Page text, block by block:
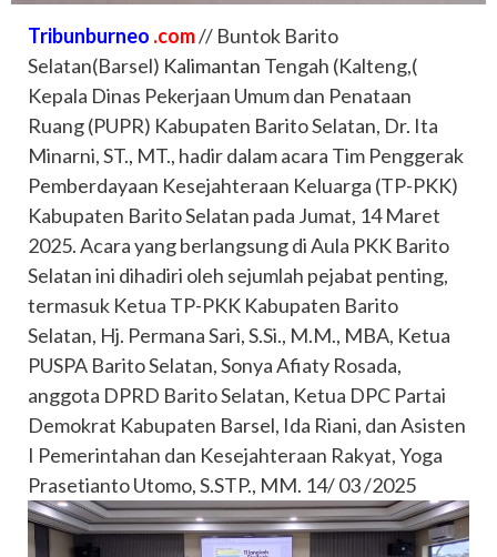
Tribunburneo .com// Buntok Barito
Selatan(Barsel) Kalimantan Tengah (Kalteng,(
Kepala Dinas Pekerjaan Umum dan Penataan
Ruang (PUPR) Kabupaten Barito Selatan, Dr. Ita
Minarni, ST., MT., hadir dalam acara Tim Penggerak
Pemberdayaan Kesejahteraan Keluarga (TP-PKK)
Kabupaten Barito Selatan pada Jumat, 14 Maret
2025. Acara yang berlangsung di Aula PKK Barito
Selatan ini dihadiri oleh sejumlah pejabat penting,
termasuk Ketua TP-PKK Kabupaten Barito
Selatan, Hj. Permana Sari, S.Si., M.M., MBA, Ketua
PUSPA Barito Selatan, Sonya Afiaty Rosada,
anggota DPRD Barito Selatan, Ketua DPC Partai
Demokrat Kabupaten Barsel, Ida Riani, dan Asisten
I Pemerintahan dan Kesejahteraan Rakyat, Yoga
Prasetianto Utomo, S.STP., MM. 14/ 03 /2025